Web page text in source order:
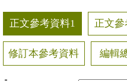
正文參考資料1 正文參
修訂本參考資料 編輯